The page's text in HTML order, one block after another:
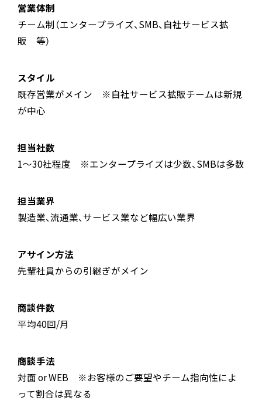
営業体制
チーム制（エンタープライズ、SMB、自社サービス拡
販 等）
スタイル
既存営業がメイン ※自社サービス拡販チームは新規
が中心
担当社数
1～30社程度 ※エンタープライズは少数、SMBは多数
担当業界
製造業、流通業、サービス業など幅広い業界
アサイン方法
先輩社員からの引継ぎがメイン
商談件数
平均40回/月
商談手法
対面 or WEB ※お客様のご要望やチーム指向性によ
って割合は異なる